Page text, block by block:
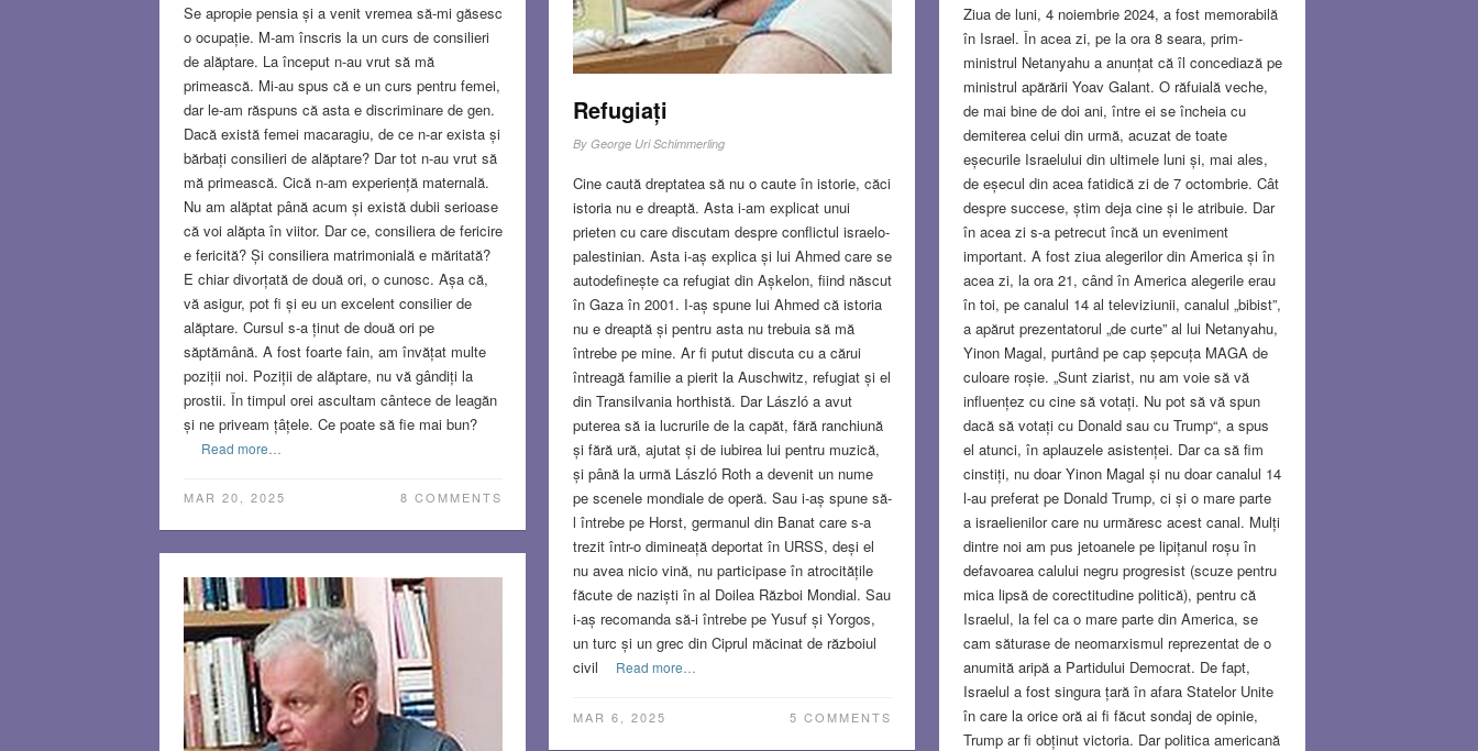
Se apropie pensia și a venit vremea să-mi găsesc
o ocupație. M-am înscris la un curs de consilieri
de alăptare. La început n-au vrut să mă
primească. Mi-au spus că e un curs pentru femei,
dar le-am răspuns că asta e discriminare de gen.
Dacă există femei macaragiu, de ce n-ar exista și
bărbați consilieri de alăptare? Dar tot n-au vrut să
mă primească. Cică n-am experiență maternală.
Nu am alăptat până acum și există dubii serioase
că voi alăpta în viitor. Dar ce, consiliera de fericire
e fericită? Și consiliera matrimonială e măritată?
E chiar divorțată de două ori, o cunosc. Așa că,
vă asigur, pot fi și eu un excelent consilier de
alăptare. Cursul s-a ținut de două ori pe
săptămână. A fost foarte fain, am învățat multe
poziții noi. Poziții de alăptare, nu vă gândiți la
prostii. În timpul orei ascultam cântece de leagăn
și ne priveam țâțele. Ce poate să fie mai bun?
Read more…
MAR 20, 2025 8 COMMENTS
Refugiați
By George Uri Schimmerling
Cine caută dreptatea să nu o caute în istorie, căci
istoria nu e dreaptă. Asta i-am explicat unui
prieten cu care discutam despre conflictul israelo-
palestinian. Asta i-aș explica și lui Ahmed care se
autodefinește ca refugiat din Așkelon, fiind născut
în Gaza în 2001. I-aș spune lui Ahmed că istoria
nu e dreaptă și pentru asta nu trebuia să mă
întrebe pe mine. Ar fi putut discuta cu a cărui
întreagă familie a pierit la Auschwitz, refugiat și el
din Transilvania horthistă. Dar László a avut
puterea să ia lucrurile de la capăt, fără ranchiună
și fără ură, ajutat și de iubirea lui pentru muzică,
și până la urmă László Roth a devenit un nume
pe scenele mondiale de operă. Sau i-aș spune să-
l întrebe pe Horst, germanul din Banat care s-a
trezit într-o dimineață deportat în URSS, deși el
nu avea nicio vină, nu participase în atrocitățile
făcute de naziști în al Doilea Război Mondial. Sau
i-aș recomanda să-i întrebe pe Yusuf și Yorgos,
un turc și un grec din Ciprul măcinat de războiul
civil
Read more…
MAR 6, 2025 5 COMMENTS
Ziua de luni, 4 noiembrie 2024, a fost memorabilă
în Israel. În acea zi, pe la ora 8 seara, prim-
ministrul Netanyahu a anunțat că îl concediază pe
ministrul apărării Yoav Galant. O răfuială veche,
de mai bine de doi ani, între ei se încheia cu
demiterea celui din urmă, acuzat de toate
eșecurile Israelului din ultimele luni și, mai ales,
de eșecul din acea fatidică zi de 7 octombrie. Cât
despre succese, știm deja cine și le atribuie. Dar
în acea zi s-a petrecut încă un eveniment
important. A fost ziua alegerilor din America și în
acea zi, la ora 21, când în America alegerile erau
în toi, pe canalul 14 al televiziunii, canalul „bibist”,
a apărut prezentatorul „de curte” al lui Netanyahu,
Yinon Magal, purtând pe cap șepcuța MAGA de
culoare roșie. „Sunt ziarist, nu am voie să vă
influențez cu cine să votați. Nu pot să vă spun
dacă să votați cu Donald sau cu Trump“, a spus
el atunci, în aplauzele asistenței. Dar ca să fim
cinstiți, nu doar Yinon Magal și nu doar canalul 14
l-au preferat pe Donald Trump, ci și o mare parte
a israelienilor care nu urmăresc acest canal. Mulți
dintre noi am pus jetoanele pe lipițanul roșu în
defavoarea calului negru progresist (scuze pentru
mica lipsă de corectitudine politică), pentru că
Israelul, la fel ca o mare parte din America, se
cam săturase de neomarxismul reprezentat de o
anumită aripă a Partidului Democrat. De fapt,
Israelul a fost singura țară în afara Statelor Unite
în care la orice oră ai fi făcut sondaj de opinie,
Trump ar fi obținut victoria. Dar politica americană